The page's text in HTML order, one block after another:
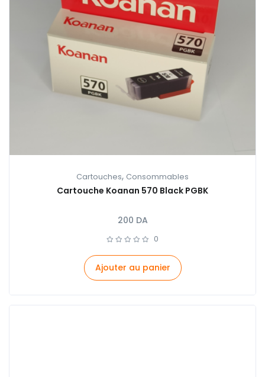
Cartouches, Consommables
Cartouche Koanan 570 Black PGBK
200 DA
0
Ajouter au panier